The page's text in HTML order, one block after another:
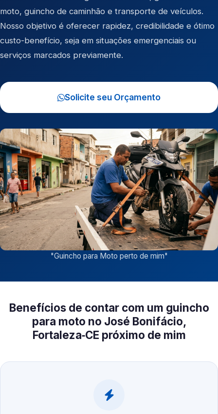
moto, guincho de caminhão e transporte de veículos.
Nosso objetivo é oferecer rapidez, credibilidade e ótimo
custo-benefício, seja em situações emergenciais ou
serviços marcados previamente.
Solicite seu Orçamento
"Guincho para Moto perto de mim"
Benefícios de contar com um guincho
para moto no José Bonifácio,
Fortaleza‑CE próximo de mim